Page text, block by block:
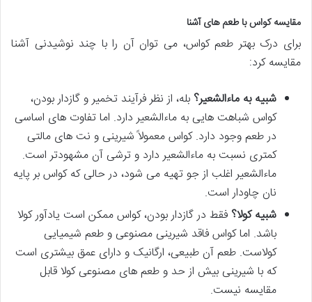
مقایسه کواس با طعم های آشنا
برای درک بهتر طعم کواس، می توان آن را با چند نوشیدنی آشنا
مقایسه کرد:
شبیه به ماءالشعیر؟ بله، از نظر فرآیند تخمیر و گازدار بودن،
کواس شباهت هایی به ماءالشعیر دارد. اما تفاوت های اساسی
در طعم وجود دارد. کواس معمولاً شیرینی و نت های مالتی
کمتری نسبت به ماءالشعیر دارد و ترشی آن مشهودتر است.
ماءالشعیر اغلب از جو تهیه می شود، در حالی که کواس بر پایه
نان چاودار است.
شبیه کولا؟ فقط در گازدار بودن، کواس ممکن است یادآور کولا
باشد. اما کواس فاقد شیرینی مصنوعی و طعم شیمیایی
کولاست. طعم آن طبیعی، ارگانیک و دارای عمق بیشتری است
که با شیرینی بیش از حد و طعم های مصنوعی کولا قابل
مقایسه نیست.